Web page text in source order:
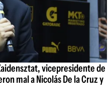
vicepresidente de
mal a Nicolás De la Cruz y